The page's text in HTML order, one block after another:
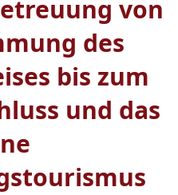
von
des
bis zum
und das